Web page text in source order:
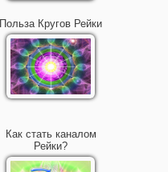
Польза Кругов Рейки
Как стать каналом
Рейки?